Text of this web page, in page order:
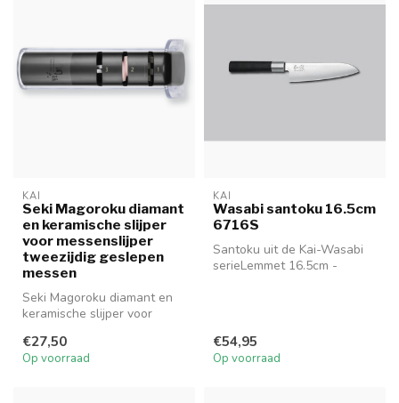
KAI
Seki Magoroku diamant
en keramische slijper
voor messenslijper
tweezijdig geslepen
messen
Seki Magoroku diamant en
keramische slijper voor
€27,50
Op voorraad
KAI
Wasabi santoku 16.5cm
6716S
Santoku uit de Kai-Wasabi
serieLemmet 16.5cm -
€54,95
Op voorraad